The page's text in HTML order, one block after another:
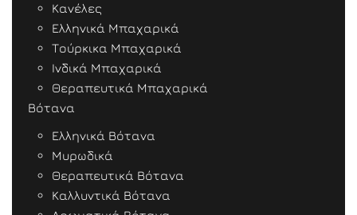
Κανέλες
Ελληνικά Μπαχαρικά
Τούρκικα Μπαχαρικά
Ινδικά Μπαχαρικά
Θεραπευτικά Μπαχαρικά
Βότανα
Ελληνικά Βότανα
Μυρωδικά
Θεραπευτικά Βότανα
Καλλυντικά Βότανα